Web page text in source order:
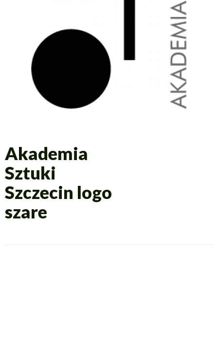
Akademia
Sztuki
Szczecin logo
szare